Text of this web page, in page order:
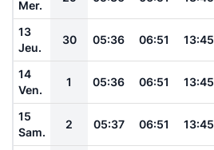
Mer.
13
Jeu.
30 05:36 06:51 13:45
14
Ven.
1 05:36 06:51 13:45
15
Sam.
2 05:37 06:51 13:45